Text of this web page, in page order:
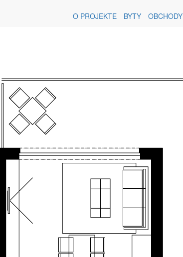
O PROJEKTE BYTY OBCHODY